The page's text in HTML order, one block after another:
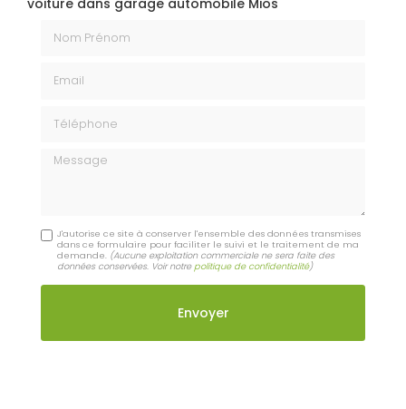
Message
J'autorise ce site à conserver l'ensemble des données transmises
dans ce formulaire pour faciliter le suivi et le traitement de ma
demande. (Aucune exploitation commerciale ne sera faite des
données conservées. Voir notrepolitique de confidentialité)